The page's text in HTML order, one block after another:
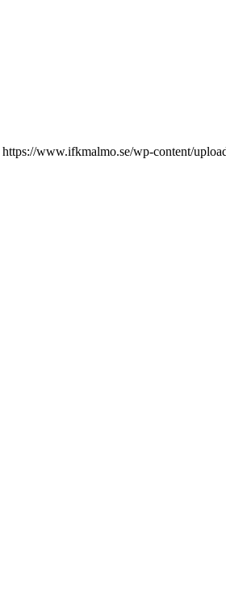
https://www.ifkmalmo.se/wp-content/